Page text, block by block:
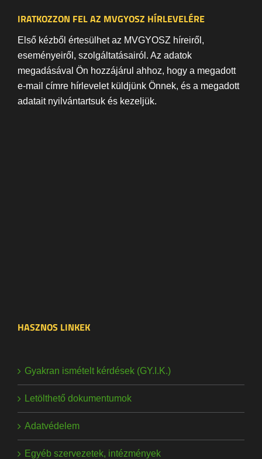
IRATKOZZON FEL AZ MVGYOSZ HÍRLEVELÉRE
Első kézből értesülhet az MVGYOSZ híreiről,
eseményeiről, szolgáltatásairól. Az adatok
megadásával Ön hozzájárul ahhoz, hogy a megadott
e-mail címre hírlevelet küldjünk Önnek, és a megadott
adatait nyilvántartsuk és kezeljük.
HASZNOS LINKEK
Gyakran ismételt kérdések (GY.I.K.)
Letölthető dokumentumok
Adatvédelem
Egyéb szervezetek, intézmények